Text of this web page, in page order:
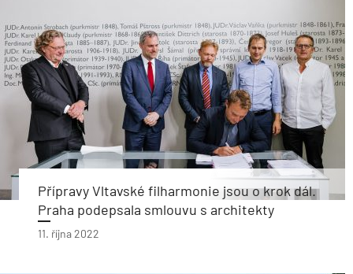
Přípravy Vltavské filharmonie jsou o krok dál.
Praha podepsala smlouvu s architekty
11. října 2022